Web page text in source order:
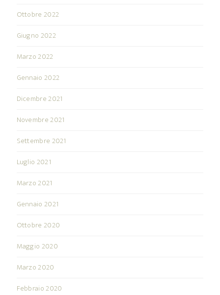
Ottobre 2022
Giugno 2022
Marzo 2022
Gennaio 2022
Dicembre 2021
Novembre 2021
Settembre 2021
Luglio 2021
Marzo 2021
Gennaio 2021
Ottobre 2020
Maggio 2020
Marzo 2020
Febbraio 2020